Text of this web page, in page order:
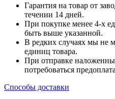
Гарантия на товар от
течении 14 дней.
При покупке менее 4-х
быть выше указанной.
В редких случаях мы не
единиц товара.
При отправке
потребоваться
Способы доставки